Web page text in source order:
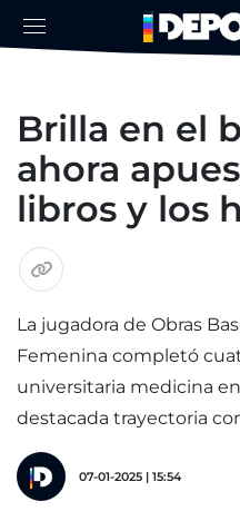
Brilla en el
ahora
libros y los
La jugadora de Obras
Femenina completó
universitaria medicina
destacada trayectoria
07-01-2025 | 15:54